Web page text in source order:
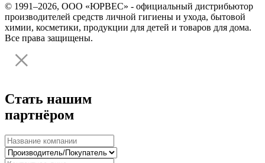
© 1991–2026, ООО «ЮРВЕС» - официальный дистрибьютор
производителей средств личной гигиены и ухода, бытовой
химии, косметики, продукции для детей и товаров для дома.
Все права защищены.
Стать нашим
партнёром